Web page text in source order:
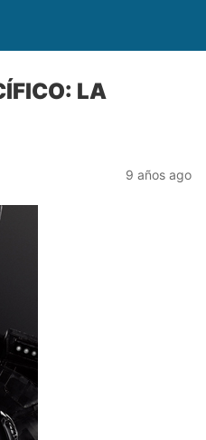
LA
9 años ago